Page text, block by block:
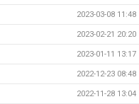
2023-03-08 11:48
2023-02-21 20:20
2023-01-11 13:17
2022-12-23 08:48
2022-11-28 13:04